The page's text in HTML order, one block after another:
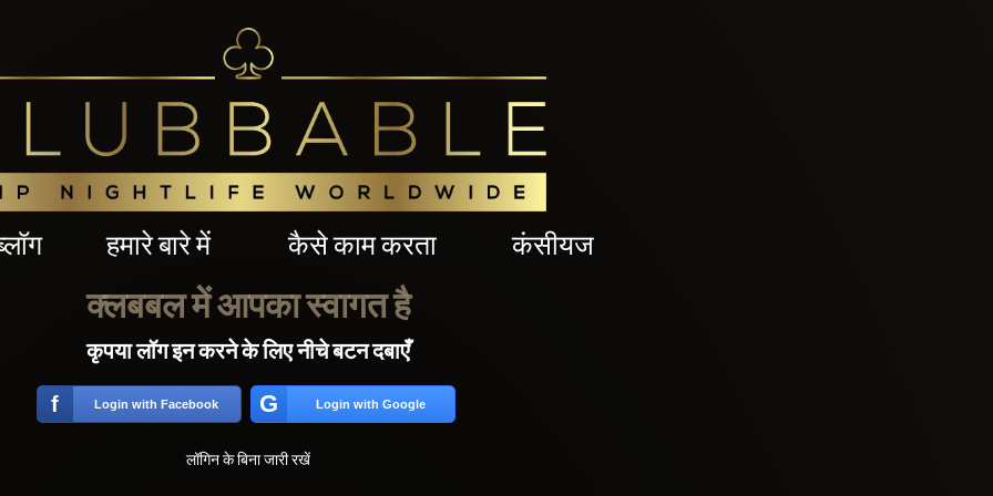
हमारे बारे में कैसे काम करता कंसीयज
क्लबबल में आपका स्वागत है
कृपया लॉग इन करने के लिए नीचे बटन दबाएँ
f Login with Facebook G Login with Google
लॉगिन के बिना जारी रखें